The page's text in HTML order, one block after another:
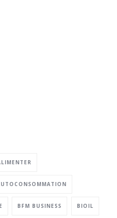
BFM BUSINESS BIOIL